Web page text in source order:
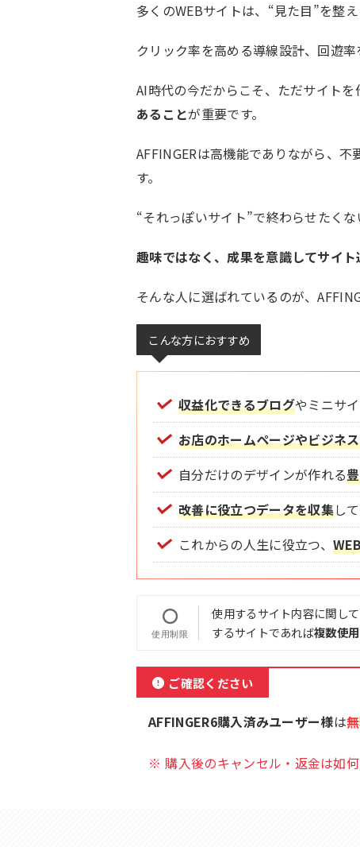
多くのWEBサイトは、“見た目”を整え
クリック率を高める導線設計、回遊
AI時代の今だからこそ、ただサイト
あることが重要です。
AFFINGERは高機能でありながら、
す。
“それっぽいサイト”で終わらせたくな
趣味ではなく、成果を意識してサイト
そんな人に選ばれているのが、
こんな方におすすめ
収益化できるブログやミニサ
お店のホームページやビジネ
自分だけのデザインが作れる
改善に役立つデータを収集し
これからの人生に役立つ、
使用するサイト内容に関し
するサイトであれば複数使
ご確認ください
AFFINGER6購入済みユーザー様は
購入後のキャンセル・返金は如